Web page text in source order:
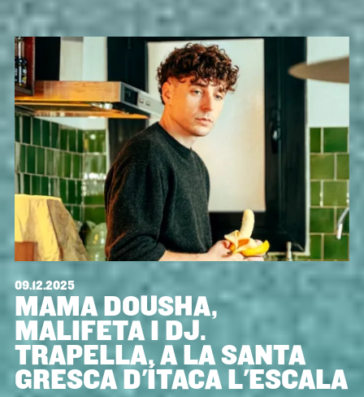
09.12.2025
MAMA DOUSHA,
MALIFETA I DJ.
TRAPELLA, A LA SANTA
GRESCA D'ÍTACA L'ESCALA